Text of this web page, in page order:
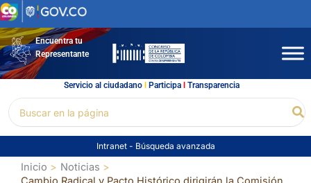
Ir
al
contenidoEncuentra tu
Representante
Servicio al ciudadano l Participal Transparencia
por:
Intranet - Búsqueda avanzada
Inicio
Noticias